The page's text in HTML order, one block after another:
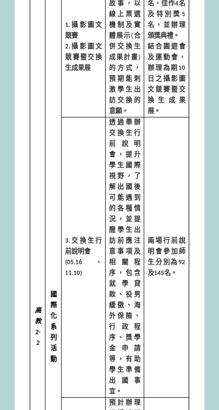
高
教
2-
2
國
際
化
系
列
活
動
1. 攝影圖文
競賽
2. 攝影圖文
競賽暨交換
生成果展
故事，以
線上票選
機制及實
體展示(合
併交換生
成果計畫)
的方式，
預期能刺
激學生出
訪交換的
意願。
名，佳作4名
及特別獎 5
名，並辦理
頒獎典禮。
結合園遊會
及運動會，
辦理為期 10
日之攝影圖
文競賽暨交
換生成果
展。
3. 交換生行
前說明會
(05.16 、
11.10)
透過舉辦
交換生行
前說明
會，提升
學生國際
視野，了
解出國後
可能遇到
的各種情
況，並提
醒學生出
訪前應注
意事項及
相關程
序，包含
就學貸
款、役男
緩徵、海
外保險、
行政程
序、獎學
金申請
等，有助
學生準備
出國事
宜。
兩場行前說
明會參加師
生分別為 92
及145名。
預計辦理